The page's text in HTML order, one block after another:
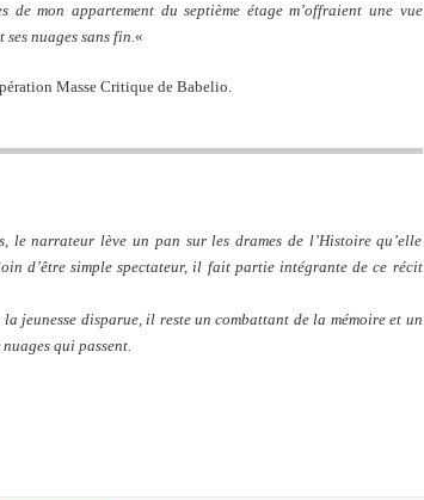
mon appartement du septième étage m’offraient une vue
nuages sans fin.«
Masse Critique de Babelio.
le narrateur lève un pan sur les drames de l’Histoire qu’elle
d’être simple spectateur, il fait partie intégrante de ce récit
jeunesse disparue, il reste un combattant de la mémoire et un
qui passent.